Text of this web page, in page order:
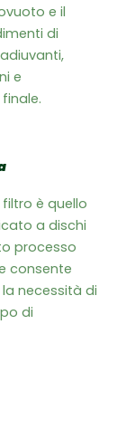
e il
di
e
è quello
a dischi
processo
consente
necessità di
di